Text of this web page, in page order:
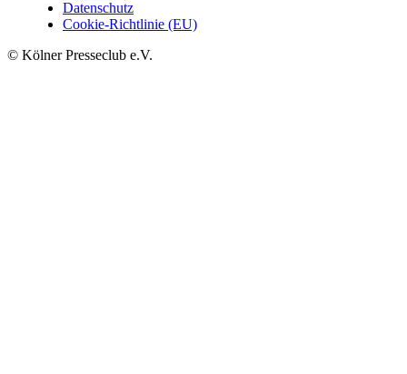
Datenschutz
Cookie-Richtlinie (EU)
© Kölner Presseclub e.V.